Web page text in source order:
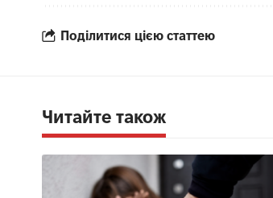
Поділитися цією статтею
Читайте також